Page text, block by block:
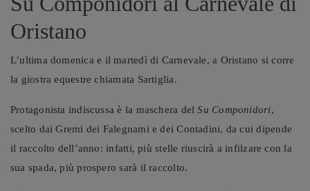
Oristano
L’ultima domenica e il martedì di Carnevale, a Oristano si corre
la giostra equestre chiamata Sartiglia.
Protagonista indiscussa è la maschera delSu Componidori,
scelto dai Gremi dei Falegnami e dei Contadini, da cui dipende
il raccolto dell’anno: infatti, più stelle riuscirà a infilzare con la
sua spada, più prospero sarà il raccolto.